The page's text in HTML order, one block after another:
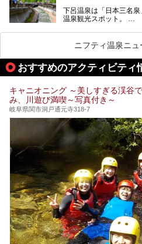
下呂温泉は「日本三名
温泉観光スポット。
のグルメを楽しんだり
したいもの。
本記事では、下呂温泉
をご紹介するとともに散
下呂温泉観光をたっぷ
ニフティ温泉ニ
おすすめのアクティビティ
キャニオニング ～美しすぎる渓谷
み、川遊び満喫～写真付き～
岐阜県関市洞戸通元寺318-7